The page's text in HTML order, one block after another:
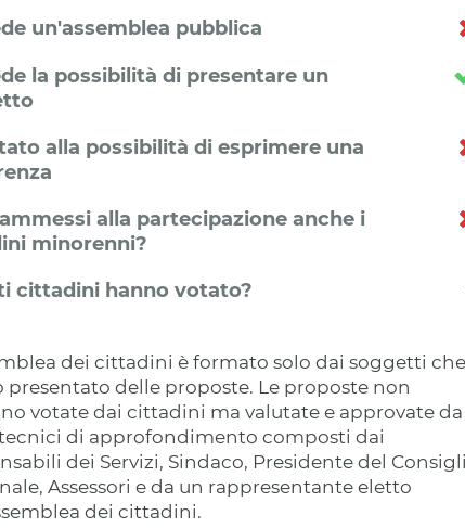
un'assemblea pubblica
la possibilità di presentare un
alla possibilità di esprimere una
alla partecipazione anche i
minorenni?
cittadini hanno votato?
dei cittadini è formato solo dai soggetti che
presentato delle proposte. Le proposte non
votate dai cittadini ma valutate e approvate da
di approfondimento composti dai
dei Servizi, Sindaco, Presidente del
Assessori e da un rappresentante eletto
dei cittadini.